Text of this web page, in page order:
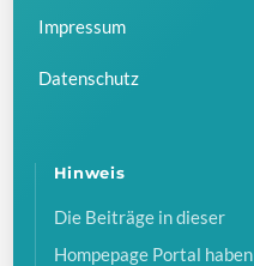
Impressum
Datenschutz
Hinweis
Die Beiträge in dieser
Hompepage Portal haben